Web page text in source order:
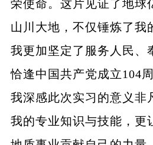
荣使命。这片见证了地球
山川大地，不仅锤炼了我
我更加坚定了服务人民、
恰逢中国共产党成立104
我深感此次实习的意义非
我的专业知识与技能，更